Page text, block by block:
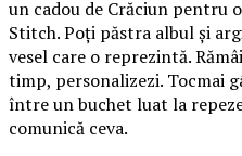
un cadou de Crăciun pentru
Stitch. Poți păstra albul și
vesel care o reprezintă.
timp, personalizezi. Tocmai
între un buchet luat la
comunică ceva.